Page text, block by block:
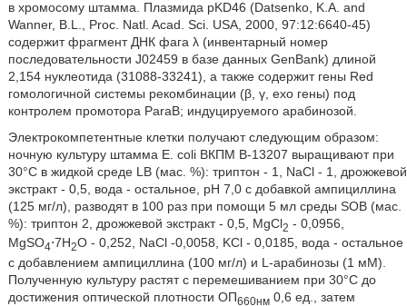
в хромосому штамма. Плазмида pKD46 (Datsenko, K.А. and
Wanner, B.L., Proc. Natl. Acad. Sci. USA, 2000, 97:12:6640-45)
содержит фрагмент ДНК фага λ (инвентарный номер
последовательности J02459 в базе данных GenBank) длиной
2,154 нуклеотида (31088-33241), а также содержит гены Red
гомологичной системы рекомбинации (β, γ, ехо гены) под
контролем промотора ParaВ; индуцируемого арабинозой.
Электрокомпетентные клетки получают следующим образом:
ночную культуру штамма Е. coli ВКПМ В-13207 выращивают при
30°С в жидкой среде LB (мас. %): триптон - 1, NaCl - 1, дрожжевой
экстракт - 0,5, вода - остальное, рН 7,0 с добавкой ампициллина
(125 мг/л), разводят в 100 раз при помощи 5 мл среды SOB (мас.
%): триптон 2, дрожжевой экстракт - 0,5, MgCl2 - 0,0956,
MgSO4⋅7H2O - 0,252, NaCl -0,0058, KСl - 0,0185, вода - остальное
с добавлением ампициллина (100 мг/л) и L-арабинозы (1 мМ).
Полученную культуру растят с перемешиванием при 30°С до
достижения оптической плотности ОП660нм0,6 ед., затем